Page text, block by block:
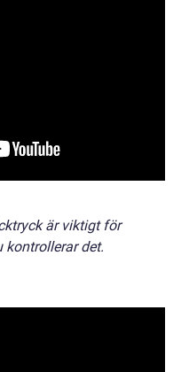
är viktigt för
kontrollerar det.